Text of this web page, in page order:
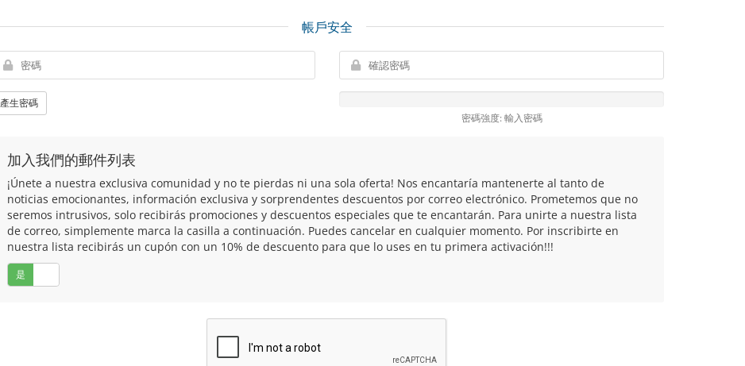
帳戶安全
產生密碼
密碼強度: 輸入密碼
加入我們的郵件列表
¡Únete a nuestra exclusiva comunidad y no te pierdas ni una sola oferta! Nos encantaría mantenerte al tanto de
noticias emocionantes, información exclusiva y sorprendentes descuentos por correo electrónico. Prometemos que no
seremos intrusivos, solo recibirás promociones y descuentos especiales que te encantarán. Para unirte a nuestra lista
de correo, simplemente marca la casilla a continuación. Puedes cancelar en cualquier momento. Por inscribirte en
nuestra lista recibirás un cupón con un 10% de descuento para que lo uses en tu primera activación!!!
是